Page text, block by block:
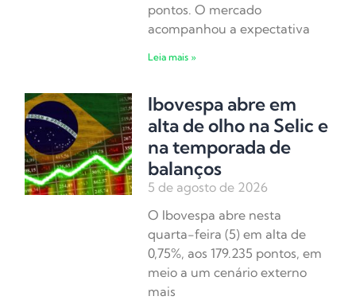
pontos. O mercado
acompanhou a expectativa
Leia mais »
Ibovespa abre em
alta de olho na Selic e
na temporada de
balanços
5 de agosto de 2026
O Ibovespa abre nesta
quarta-feira (5) em alta de
0,75%, aos 179.235 pontos, em
meio a um cenário externo
mais